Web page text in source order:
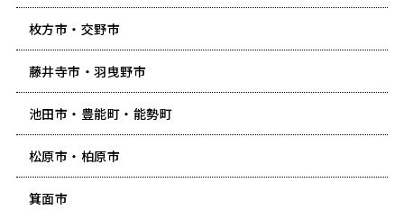
枚方市・交野市
藤井寺市・羽曳野市
池田市・豊能町・能勢町
松原市・柏原市
箕面市